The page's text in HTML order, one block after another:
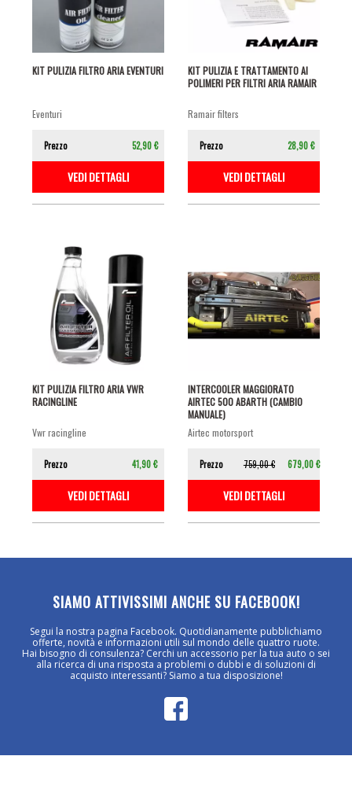
KIT PULIZIA FILTRO ARIA EVENTURI
eventuri
Prezzo 52,90 €
VEDI DETTAGLI
KIT PULIZIA E TRATTAMENTO AI
POLIMERI PER FILTRI ARIA RAMAIR
ramair filters
Prezzo 28,90 €
VEDI DETTAGLI
KIT PULIZIA FILTRO ARIA VWR
RACINGLINE
vwr racingline
Prezzo 41,90 €
VEDI DETTAGLI
INTERCOOLER MAGGIORATO
AIRTEC 500 ABARTH (CAMBIO
MANUALE)
airtec motorsport
Prezzo 759,00 € 679,00 €
VEDI DETTAGLI
SIAMO ATTIVISSIMI ANCHE SU FACEBOOK!
Segui la nostra pagina Facebook. Quotidianamente pubblichiamo
offerte, novità e informazioni utili sul mondo delle quattro ruote.
Hai bisogno di consulenza? Cerchi un accessorio per la tua auto o sei
alla ricerca di una risposta a problemi o dubbi e di soluzioni di
acquisto interessanti? Siamo a tua disposizione!